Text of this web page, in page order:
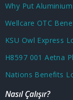
Wellcare OTC
KSU Owl Express
H8597 001 Aetna
Nations Benefits
Nasıl Çalışır?